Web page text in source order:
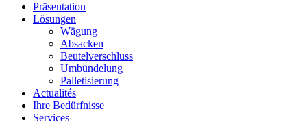
Präsentation
Lösungen
Wägung
Absacken
Beutelverschluss
Umbündelung
Palletisierung
Actualités
Ihre Bedürfnisse
Services